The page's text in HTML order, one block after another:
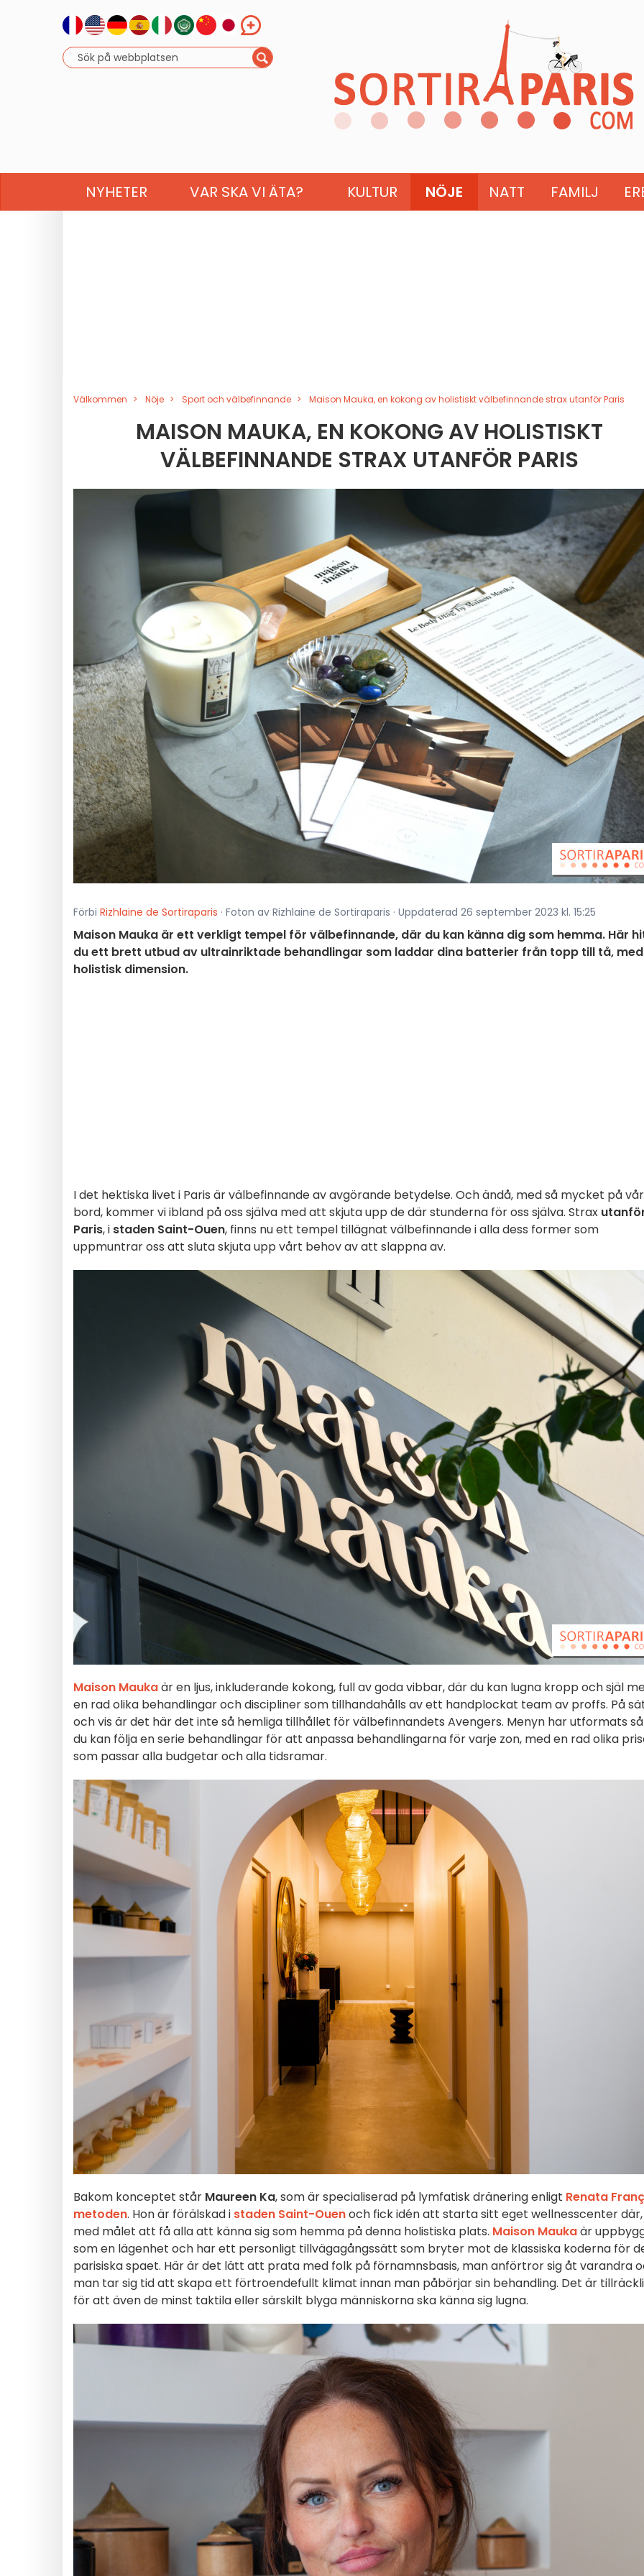
NYHETER VAR SKA VI ÄTA? KULTUR NÖJE NATT FAMILJ
Välkommen Nöje Sport och välbefinnande Maison Mauka, en kokong av holistiskt välbefinnande strax utanför Paris
MAISON MAUKA, EN KOKONG AV HOLISTISKT
VÄLBEFINNANDE STRAX UTANFÖR PARIS
Förbi Rizhlaine de Sortiraparis · Foton av Rizhlaine de Sortiraparis · Uppdaterad 26 september 2023 kl. 15:25
Maison Mauka är ett verkligt tempel för välbefinnande, där du kan känna dig som hemma. Här
du ett brett utbud av ultrainriktade behandlingar som laddar dina batterier från topp till tå,
holistisk dimension.
I det hektiska livet i Paris är välbefinnande av avgörande betydelse. Och ändå, med så mycket på
bord, kommer vi ibland på oss själva med att skjuta upp de där stunderna för oss själva. Strax
Paris, i staden Saint-Ouen, finns nu ett tempel tillägnat välbefinnande i alla dess former som
uppmuntrar oss att sluta skjuta upp vårt behov av att slappna av.
Maison Maukaär en ljus, inkluderande kokong, full av goda vibbar, där du kan lugna kropp och själ
en rad olika behandlingar och discipliner som tillhandahålls av ett handplockat team av proffs. På
och vis är det här det inte så hemliga tillhållet för välbefinnandets Avengers. Menyn har utformats
du kan följa en serie behandlingar för att anpassa behandlingarna för varje zon, med en rad olika
som passar alla budgetar och alla tidsramar.
Bakom konceptet står Maureen Ka, som är specialiserad på lymfatisk dränering enligt Renata
metoden. Hon är förälskad i staden Saint-Ouenoch fick idén att starta sitt eget wellnesscenter där,
med målet att få alla att känna sig som hemma på denna holistiska plats. Maison Maukaär
som en lägenhet och har ett personligt tillvägagångssätt som bryter mot de klassiska koderna för
parisiska spaet. Här är det lätt att prata med folk på förnamnsbasis, man anförtror sig åt varandra
man tar sig tid att skapa ett förtroendefullt klimat innan man påbörjar sin behandling. Det är
för att även de minst taktila eller särskilt blyga människorna ska känna sig lugna.